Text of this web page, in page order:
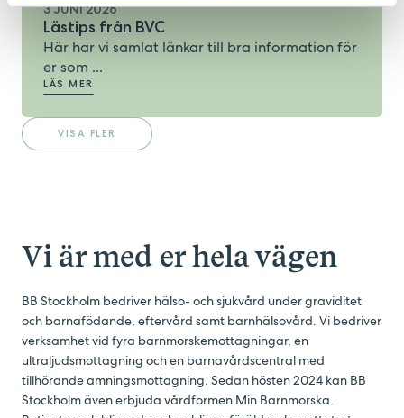
3 JUNI 2026
Lästips från BVC
Här har vi samlat länkar till bra information för
er som ...
LÄS MER
VISA FLER
Vi är med er hela vägen
BB Stockholm bedriver hälso- och sjukvård under graviditet
och barnafödande, eftervård samt barnhälsovård. Vi bedriver
verksamhet vid fyra barnmorskemottagningar, en
ultraljudsmottagning och en barnavårdscentral med
tillhörande amningsmottagning. Sedan hösten 2024 kan BB
Stockholm även erbjuda vårdformen Min Barnmorska.